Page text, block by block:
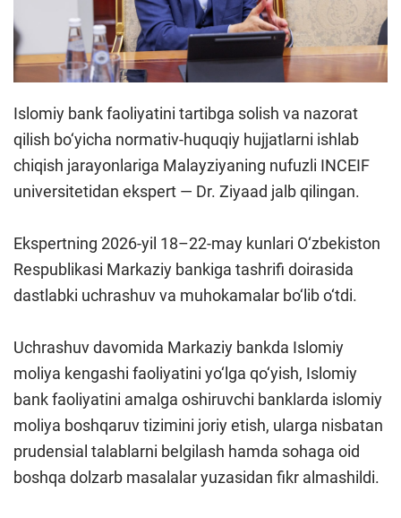
Islomiy bank faoliyatini tartibga solish va nazorat
qilish bo‘yicha normativ-huquqiy hujjatlarni ishlab
chiqish jarayonlariga Malayziyaning nufuzli INCEIF
universitetidan ekspert — Dr. Ziyaad jalb qilingan.
Ekspertning 2026-yil 18–22-may kunlari O‘zbekiston
Respublikasi Markaziy bankiga tashrifi doirasida
dastlabki uchrashuv va muhokamalar bo‘lib o‘tdi.
Uchrashuv davomida Markaziy bankda Islomiy
moliya kengashi faoliyatini yo‘lga qo‘yish, Islomiy
bank faoliyatini amalga oshiruvchi banklarda islomiy
moliya boshqaruv tizimini joriy etish, ularga nisbatan
prudensial talablarni belgilash hamda sohaga oid
boshqa dolzarb masalalar yuzasidan fikr almashildi.